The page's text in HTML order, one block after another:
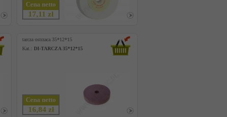
Cena netto
17,11 zł
tarcza ostrzaca 35*12*15
Kat.: DI-TARCZA 35*12*15
Cena netto
16,84 zł